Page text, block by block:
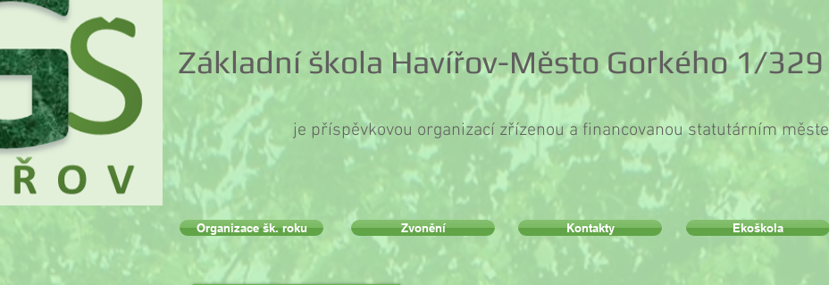
Základní škola Havířov-Město Gorkého 1/
je příspěvkovou organizací zřízenou a financovanou statutárním
Organizace šk. roku Zvonění Kontakty Ekoškola